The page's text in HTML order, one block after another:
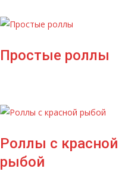
Простые роллы
Роллы с красной
рыбой